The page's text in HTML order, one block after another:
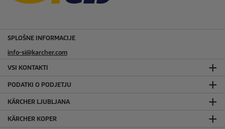
SPLOŠNE INFORMACIJE
info-si@karcher.com
VSI KONTAKTI
PODATKI O PODJETJU
KÄRCHER LJUBLJANA
KÄRCHER KOPER